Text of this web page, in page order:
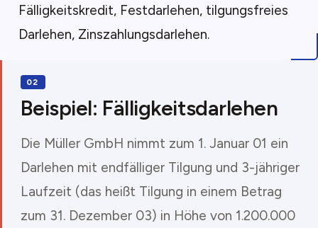
Fälligkeitskredit, Festdarlehen, tilgungsfreies
Darlehen, Zinszahlungsdarlehen.
Beispiel: Fälligkeitsdarlehen
Die Müller GmbH nimmt zum 1. Januar 01 ein
Darlehen mit endfälliger Tilgung und 3-jähriger
Laufzeit (das heißt Tilgung in einem Betrag
zum 31. Dezember 03) in Höhe von 1.200.000